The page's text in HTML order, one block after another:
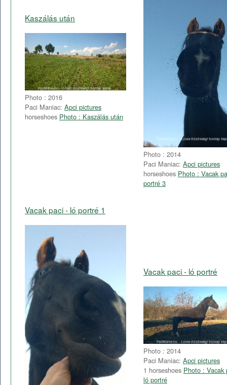
Kaszálás után
Photo : 2016
Paci Maniac: Apci pictures
horseshoes Photo : Kaszálás után
Photo : 2014
Paci Maniac: Apci pictures
horseshoes Photo : Vacak
portré 3
Vacak paci - ló portré 1
Vacak paci - ló portré
Photo : 2014
Paci Maniac: Apci pictures
1 horseshoes Photo : Vacak
ló portré